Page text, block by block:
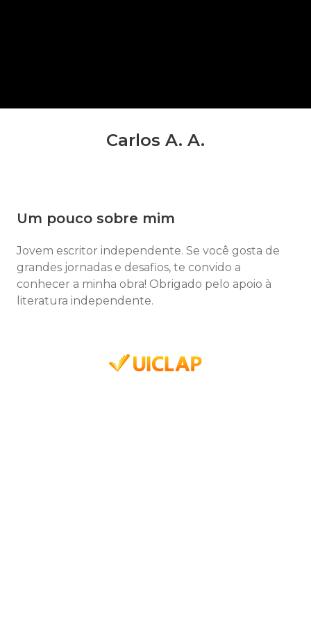
Carlos A. A.
Um pouco sobre mim
Jovem escritor independente. Se você gosta de
grandes jornadas e desafios, te convido a
conhecer a minha obra! Obrigado pelo apoio à
literatura independente.